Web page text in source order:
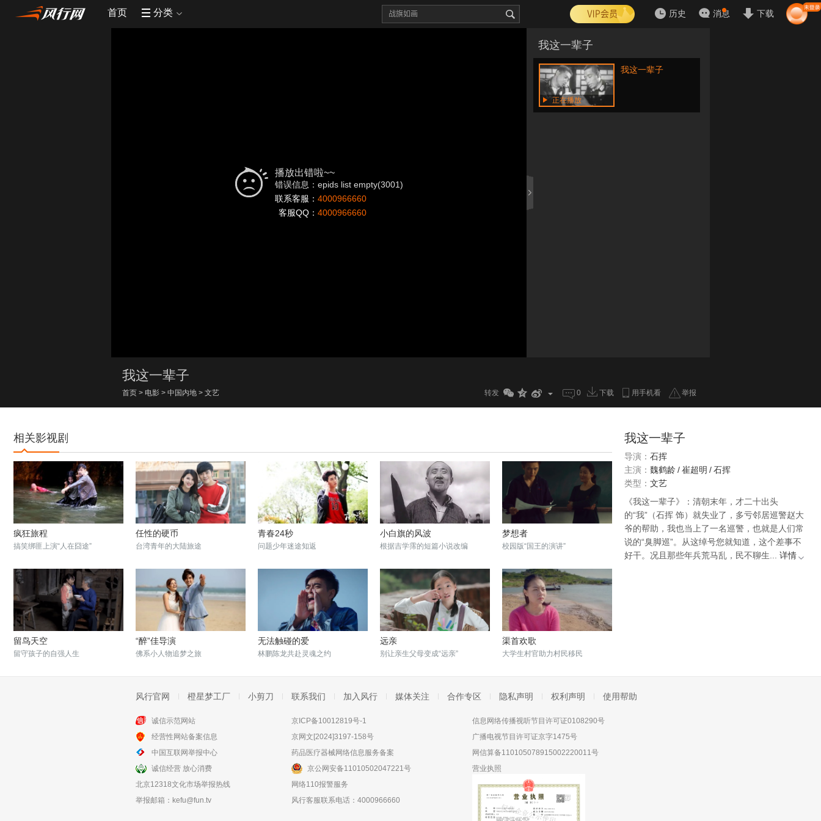
首页 分类 历史 消息 下载
播放出错啦~~
错误信息：epids list empty(3001)
联系客服： 4000966660
客服QQ： 4000966660
我这一辈子
正在播放
我这一辈子
我这一辈子
首页 > 电影 > 中国内地 > 文艺 转发 0 下载 用手机看 举报
相关影视剧
疯狂旅程
搞笑绑匪上演“人在囧途”
任性的硬币
台湾青年的大陆旅途
青春24秒
问题少年迷途知返
小白旗的风波
根据吉学霈的短篇小说改编
梦想者
校园版“国王的演讲”
留鸟天空
留守孩子的自强人生
“醉”佳导演
佛系小人物追梦之旅
无法触碰的爱
林鹏陈龙共赴灵魂之约
远亲
别让亲生父母变成“远亲”
渠首欢歌
大学生村官助力村民移民
耗尽一生
我这一辈子
导演： 石挥
主演： 魏鹤龄/崔超明 /石挥
类型： 文艺
《我这一辈子》：清朝末年，才二十出头
的“我”（石挥 饰）就失业了，多亏邻居巡警赵大
爷的帮助，我也当上了一名巡警，也就是人们常
说的“臭脚巡”。从这绰号您就知道，这个差事不
好干。况且那些年兵荒马乱，民不聊生...
详情
风行官网 橙星梦工厂 小剪刀 联系我们 加入风行 媒体关注 合作专区 隐私声明 权利声明 使用帮助
诚信示范网站
经营性网站备案信息
中国互联网举报中心
诚信经营 放心消费
北京12318文化市场举报热线
举报邮箱： kefu@fun.tv
京ICP备10012819号-1
京网文[2024]3197-158号
药品医疗器械网络信息服务备案
京公网安备11010502047221号
网络110报警服务
风行客服联系电话：4000966660
信息网络传播视听节目许可证0108290号
广播电视节目许可证京字1475号
网信算备110105078915002220011号
营业执照